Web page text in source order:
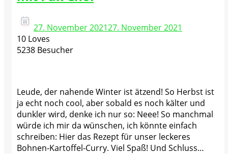
27. November 202127. November 2021
10 Loves
5238 Besucher
Leude, der nahende Winter ist ätzend! So Herbst ist
ja echt noch cool, aber sobald es noch kälter und
dunkler wird, denke ich nur so: Neee! So manchmal
würde ich mir da wünschen, ich könnte einfach
schreiben: Hier das Rezept für unser leckeres
Bohnen-Kartoffel-Curry. Viel Spaß! Und Schluss…